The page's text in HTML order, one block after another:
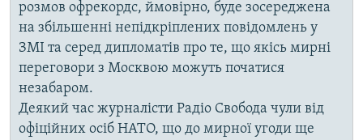
розмов офрекордс, ймовірно, буде зосереджена
на збільшенні непідкріплених повідомлень у
ЗМІ та серед дипломатів про те, що якісь мирні
переговори з Москвою можуть початися
незабаром.
Деякий час журнaлісти Радіо Свобода чули від
офіційних осіб НАТО, що до мирної угоди ще